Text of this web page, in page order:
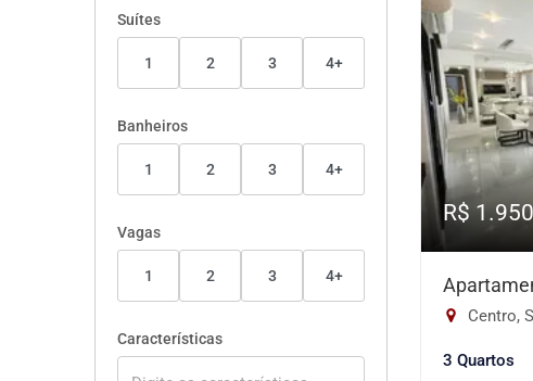
Suítes
1 2 3 4+
Banheiros
1 2 3 4+
Vagas
1 2 3 4+
Características
R$
Centro,
3 Quartos